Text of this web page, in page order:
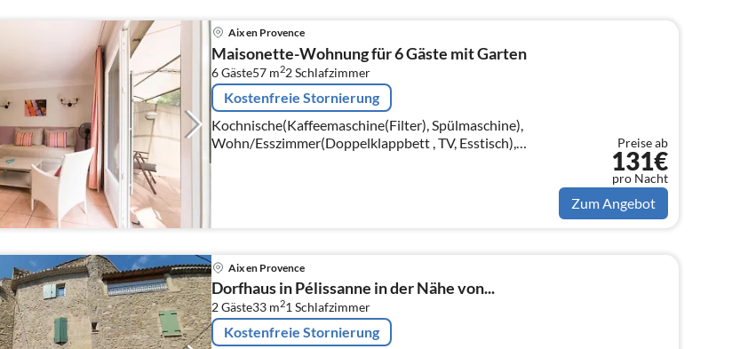
Aix en Provence
Maisonette-Wohnung für 6 Gäste mit Garten
6 Gäste57 m22Schlafzimmer
Kostenfreie Stornierung
Kochnische(Kaffeemaschine(Filter), Spülmaschine),
Wohn/Esszimmer(Doppelklappbett , TV, Esstisch),
Schlafzimmer(Doppelbett), Schlafzimmer(Einzelbett,
Preise ab
131€
pro Nacht
Zum Angebot
Aix en Provence
Dorfhaus in Pélissanne in der Nähe von...
2 Gäste33 m21 Schlafzimmer
Kostenfreie Stornierung